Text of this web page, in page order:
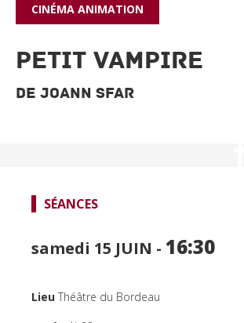
SPECTACLES
CINÉMA ANIMATION
PETIT VAMPIRE
De Joann Sfar
SÉANCES
samedi 15 JUIN - 16:30
Lieu Théâtre du Bordeau